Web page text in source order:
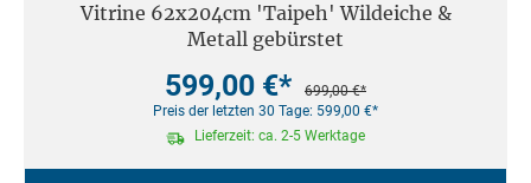
Vitrine 62x204cm 'Taipeh' Wildeiche &
Metall gebürstet
599,00 €*
699,00 €*
Preis der letzten 30 Tage: 599,00 €*
Lieferzeit: ca. 2-5 Werktage